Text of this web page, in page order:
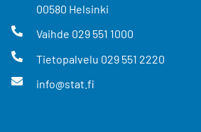
00580 Helsinki
Vaihde 029 551 1000
Tietopalvelu 029 551 2220
info@stat.fi